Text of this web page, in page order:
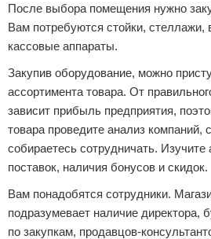
После выбора помещения нужно
Вам потребуются стойки,
кассовые аппараты.
Закупив оборудование, можно
ассортимента товара. От
зависит прибыль предприятия,
товара проведите анализ компаний,
собираетесь сотрудничать. Изучите
поставок, наличия бонусов и скидок.
Вам понадобятся сотрудники.
подразумевает наличие директора,
по закупкам, продавцов-